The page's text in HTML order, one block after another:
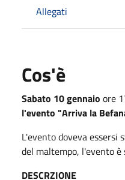
Allegati
Cos'è
Sabato 10 gennaio ore
l'evento "Arriva la
L'evento doveva essersi
del maltempo, l'evento
DESCRZIONE